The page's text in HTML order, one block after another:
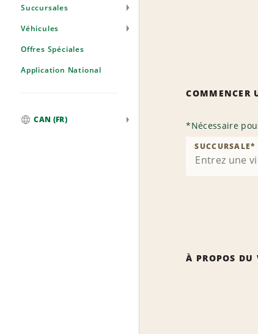
Succursales
Véhicules
Offres Spéciales
Application National
CAN (FR)
COMMENCER
*Nécessaire
SUCCURSALE*
À PROPOS DU